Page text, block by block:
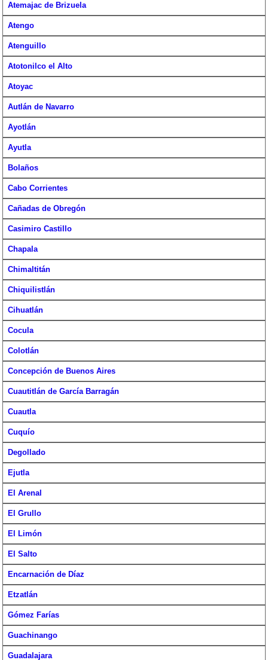
Atemajac de Brizuela
Atengo
Atenguillo
Atotonilco el Alto
Atoyac
Autlán de Navarro
Ayotlán
Ayutla
Bolaños
Cabo Corrientes
Cañadas de Obregón
Casimiro Castillo
Chapala
Chimaltitán
Chiquilistlán
Cihuatlán
Cocula
Colotlán
Concepción de Buenos Aires
Cuautitlán de García Barragán
Cuautla
Cuquío
Degollado
Ejutla
El Arenal
El Grullo
El Limón
El Salto
Encarnación de Díaz
Etzatlán
Gómez Farías
Guachinango
Guadalajara